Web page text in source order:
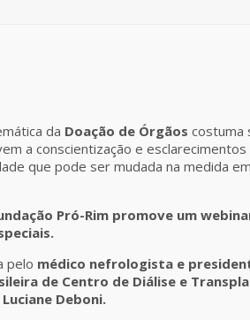
da Doação de Órgãos costuma
a conscientização e
que pode ser mudada na medida
Pró-Rim promove um
pelo médico nefrologista e
de Centro de Diálise e
Luciane Deboni.